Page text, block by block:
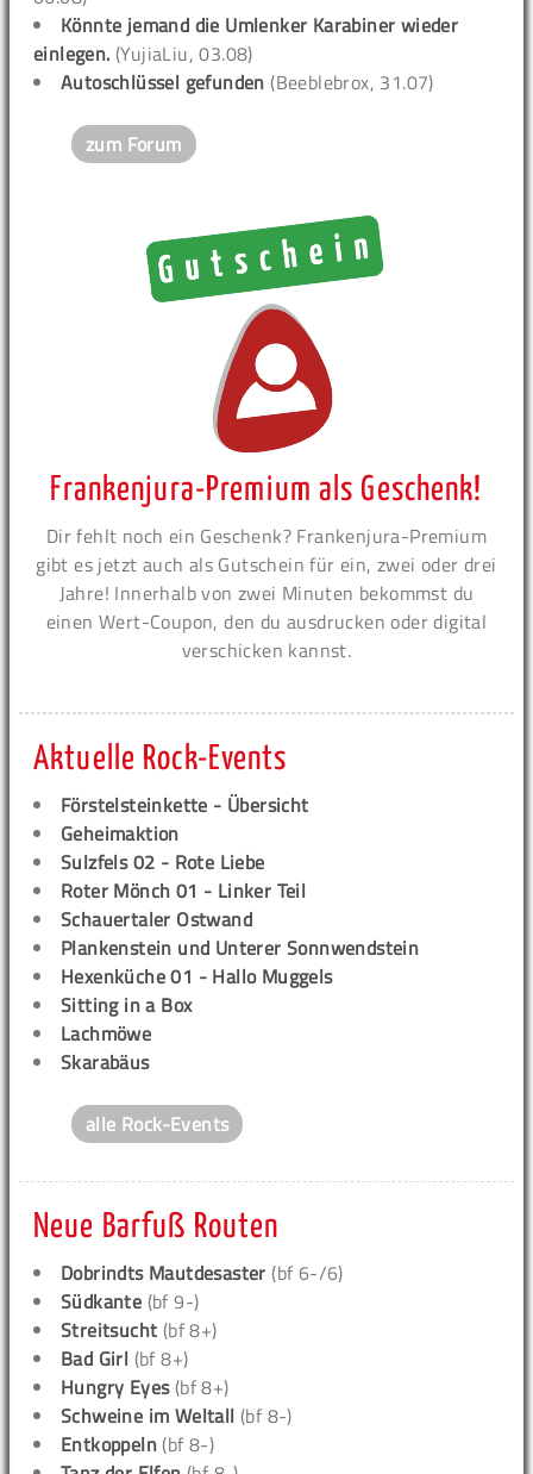
Könnte jemand die Umlenker Karabiner wieder
einlegen. (YujiaLiu, 03.08)
Autoschlüssel gefunden (Beeblebrox, 31.07)
zum Forum
Frankenjura-Premium als Geschenk!
Dir fehlt noch ein Geschenk? Frankenjura-Premium
gibt es jetzt auch als Gutschein für ein, zwei oder drei
Jahre! Innerhalb von zwei Minuten bekommst du
einen Wert-Coupon, den du ausdrucken oder digital
verschicken kannst.
Aktuelle Rock-Events
Förstelsteinkette - Übersicht
Geheimaktion
Sulzfels 02 - Rote Liebe
Roter Mönch 01 - Linker Teil
Schauertaler Ostwand
Plankenstein und Unterer Sonnwendstein
Hexenküche 01 - Hallo Muggels
Sitting in a Box
Lachmöwe
Skarabäus
alle Rock-Events
Neue Barfuß Routen
Dobrindts Mautdesaster (bf 6-/6)
Südkante (bf 9-)
Streitsucht (bf 8+)
Bad Girl (bf 8+)
Hungry Eyes(bf 8+)
Schweine im Weltall (bf 8-)
Entkoppeln (bf 8-)